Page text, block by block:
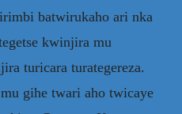
batwirukaho ari nka
kwinjira mu
turicara turategereza.
gihe twari aho twicaye